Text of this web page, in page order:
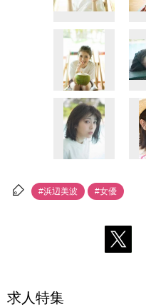
#浜辺美波 #女優
求人特集